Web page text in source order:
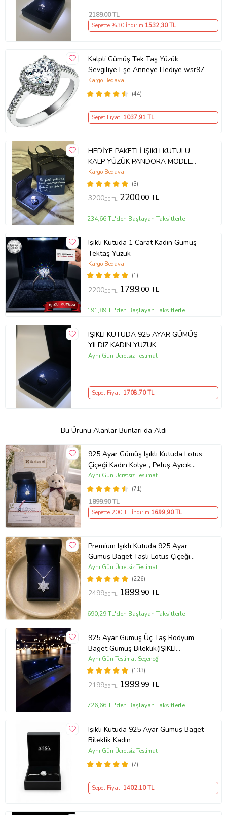
2189,00 TL
Sepette %30 İndirim 1532,30 TL
Kalpli Gümüş Tek Taş Yüzük
Sevgiliye Eşe Anneye Hediye wsr97
(44)
Kargo Bedava
Sepet Fiyatı 1037,91 TL
HEDİYE PAKETLİ IŞIKLI KUTULU
KALP YÜZÜK PANDORA MODEL
YÜZÜK
(3)
Kargo Bedava
3200,00 TL 2200,00 TL
234,66 TL'den Başlayan Taksitlerle
Işıklı Kutuda 1 Carat Kadın Gümüş
Tektaş Yüzük
(1)
Kargo Bedava
2200,00 TL 1799,00 TL
191,89 TL'den Başlayan Taksitlerle
IŞIKLI KUTUDA 925 AYAR GÜMÜŞ
YILDIZ KADIN YÜZÜK
Aynı Gün Ücretsiz Teslimat
Sepet Fiyatı 1708,70 TL
Bu Ürünü Alanlar Bunları da Aldı
925 Ayar Gümüş Işıklı Kutuda Lotus
Çiçeği Kadın Kolye , Peluş Ayıcık
Anahtarlık Marteniçka Bileklik,
Polaroid Fotoğraf Hediye
(71)
Aynı Gün Ücretsiz Teslimat
1899,90 TL
Sepette 200 TL İndirim 1699,90 TL
Premium Işıklı Kutuda 925 Ayar
Gümüş Baget Taşlı Lotus Çiçeği
Kolye
(226)
Aynı Gün Ücretsiz Teslimat
2499,90 TL 1899,90 TL
690,29 TL'den Başlayan Taksitlerle
925 Ayar Gümüş Üç Taş Rodyum
Baget Gümüş Bileklik(IŞIKLI
KUTULU)
(133)
Aynı Gün Teslimat Seçeneği
2199,99 TL 1999,99 TL
726,66 TL'den Başlayan Taksitlerle
Işıklı Kutuda 925 Ayar Gümüş Baget
Bileklik Kadın
(7)
Aynı Gün Ücretsiz Teslimat
Sepet Fiyatı 1402,10 TL